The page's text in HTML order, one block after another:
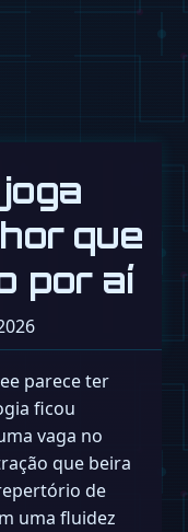
que
por aí
parece ter
ficou
vaga no
que beira
de
uma fluidez